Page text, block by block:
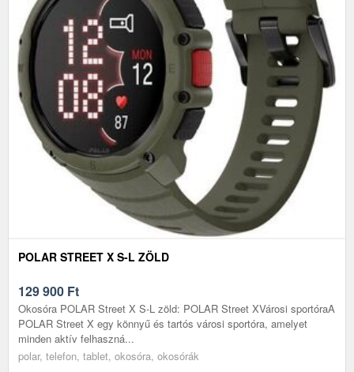
POLAR STREET X S-L ZÖLD
129 900 Ft
Okosóra POLAR Street X S-L zöld: POLAR Street XVárosi sportóraA
POLAR Street X egy könnyű és tartós városi sportóra, amelyet
minden aktív felhaszná...
polar, telefon, tablet, okosóra, okosórák